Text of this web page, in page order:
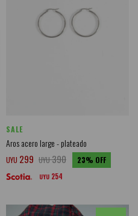
SALE
Aros acero large - plateado
UYU 299 UYU390 23
UYU 254